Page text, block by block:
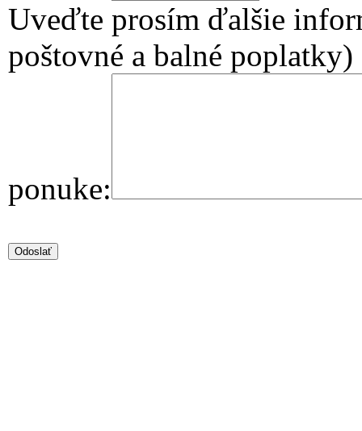
Uveďte prosím ďalšie
poštovné a balné
ponuke: